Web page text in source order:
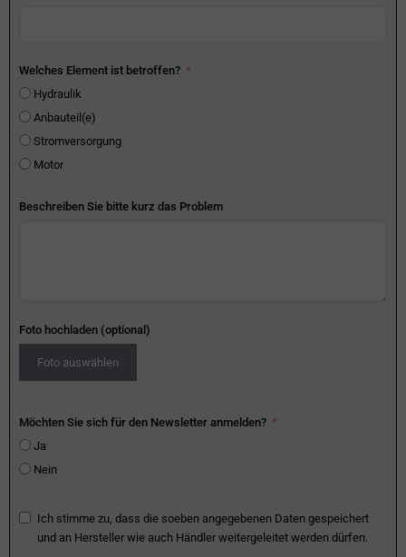
Welches Element ist betroffen?
Hydraulik
Anbauteil(e)
Stromversorgung
Motor
Beschreiben Sie bitte kurz das Problem
Foto hochladen (optional)
Foto auswählen
Möchten Sie sich für den Newsletter anmelden?
Ja
Nein
Ich stimme zu, dass die soeben angegebenen Daten gespeichert
und an Hersteller wie auch Händler weitergeleitet werden dürfen.